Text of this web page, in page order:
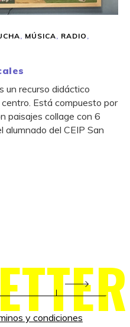
, MÚSICA, RADIO ,
un recurso didáctico
Está compuesto por
paisajes collage con 6
alumnado del CEIP San
y condiciones